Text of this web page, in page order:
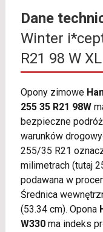
Dane
Winter
R21 98 W
Opony zimowe
255 35 R21 98W
bezpieczne
warunków
255/35 R21
milimetrach (tutaj
podawana w
Średnica
(53.34 cm). Opona
W330ma indeks